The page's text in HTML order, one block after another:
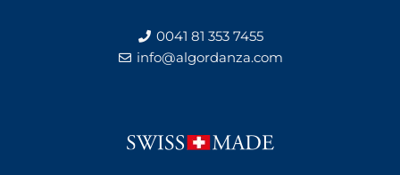
0041 81 353 7455
info@algordanza.com